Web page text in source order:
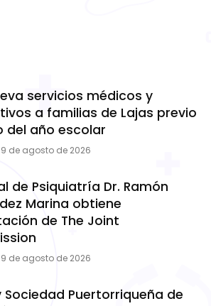
servicios médicos y
a familias de Lajas previo
del año escolar
de agosto de 2026
de Psiquiatría Dr. Ramón
Marina obtiene
de The Joint
de agosto de 2026
Sociedad Puertorriqueña de